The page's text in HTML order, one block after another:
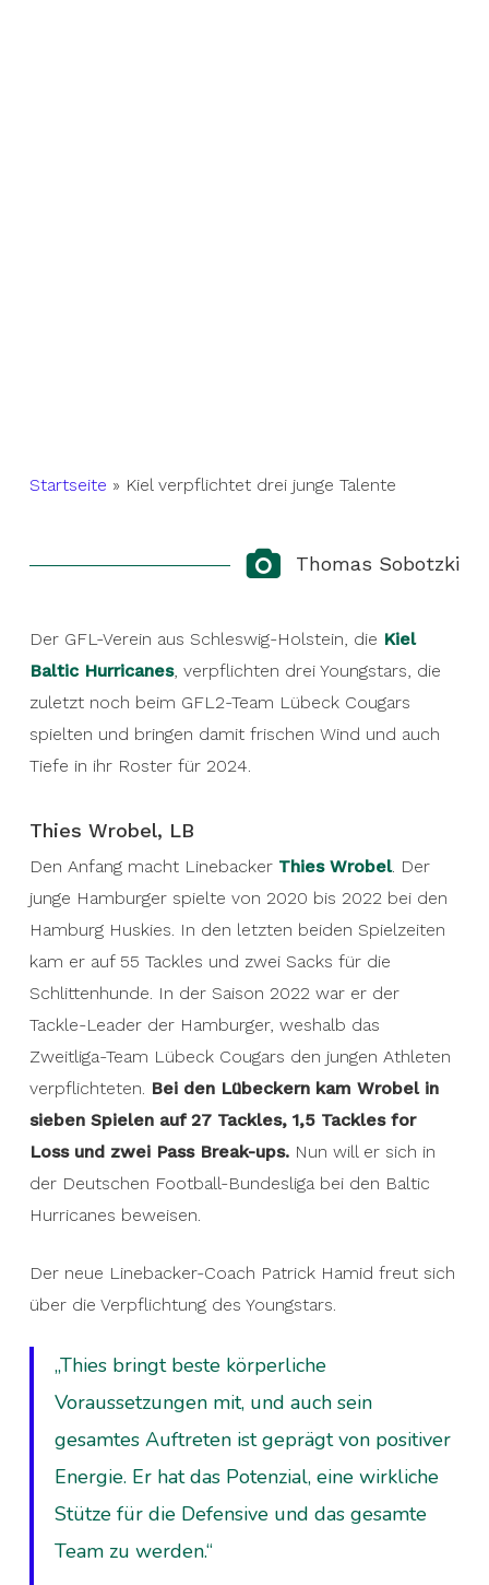
Startseite » Kiel verpflichtet drei junge Talente
Thomas Sobotzki
Der GFL-Verein aus Schleswig-Holstein, die Kiel
Baltic Hurricanes, verpflichten drei Youngstars, die
zuletzt noch beim GFL2-Team Lübeck Cougars
spielten und bringen damit frischen Wind und auch
Tiefe in ihr Roster für 2024.
Thies Wrobel, LB
Den Anfang macht Linebacker Thies Wrobel. Der
junge Hamburger spielte von 2020 bis 2022 bei den
Hamburg Huskies. In den letzten beiden Spielzeiten
kam er auf 55 Tackles und zwei Sacks für die
Schlittenhunde. In der Saison 2022 war er der
Tackle-Leader der Hamburger, weshalb das
Zweitliga-Team Lübeck Cougars den jungen Athleten
verpflichteten. Bei den Lübeckern kam Wrobel in
sieben Spielen auf 27 Tackles, 1,5 Tackles for
Loss und zwei Pass Break-ups. Nun will er sich in
der Deutschen Football-Bundesliga bei den Baltic
Hurricanes beweisen.
Der neue Linebacker-Coach Patrick Hamid freut sich
über die Verpflichtung des Youngstars.
„Thies bringt beste körperliche
Voraussetzungen mit, und auch sein
gesamtes Auftreten ist geprägt von positiver
Energie. Er hat das Potenzial, eine wirkliche
Stütze für die Defensive und das gesamte
Team zu werden.“